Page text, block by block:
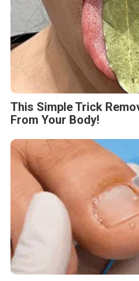
This Simple Trick
From Your Body!